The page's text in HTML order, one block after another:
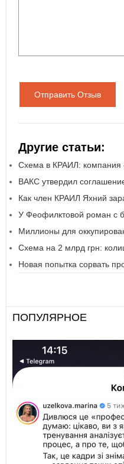
Отправить Отзыв
Другие статьи:
Схема в КРАИЛ: компания
ВАКС утвердил
Как член КРАИЛ Яхний
У Феофилктовой роман с
Миллионы для
Схема на 2 млрд грн:
Новая попытка сорвать
ПОПУЛЯРНОЕ